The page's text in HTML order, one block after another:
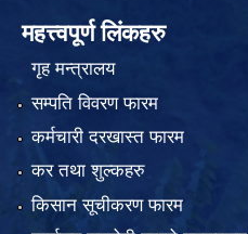
महत्त्वपूर्ण लिंकहरु
गृह मन्त्रालय
सम्पति विवरण फारम
कर्मचारी दरखास्त फारम
कर तथा शुल्कहरु
किसान सूचीकरण फारम